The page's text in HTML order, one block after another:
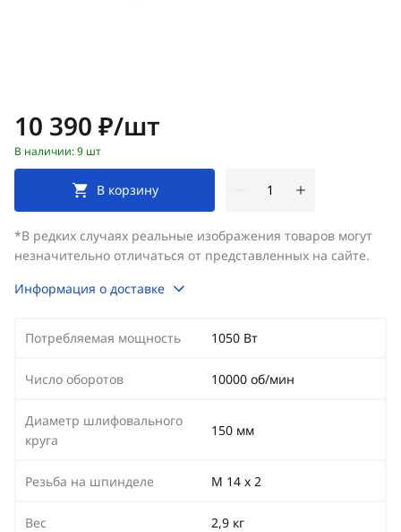
Цена:
10 390 ₽/шт
В наличии: 9 шт
В корзину
*В редких случаях реальные изображения товаров могут
незначительно отличаться от представленных на сайте.
Информация о доставке
Потребляемая мощность 1050 Вт
Число оборотов 10000 об/мин
Диаметр шлифовального
круга
150 мм
Резьба на шпинделе М 14 х 2
Вес 2,9 кг